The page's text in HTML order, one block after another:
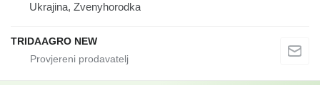
Ukrajina, Zvenyhorodka
TRIDAAGRO NEW